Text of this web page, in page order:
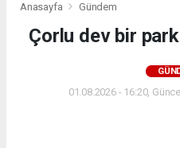
Anasayfa Gündem
Çorlu dev bir
01.08.2026 - 16:20,